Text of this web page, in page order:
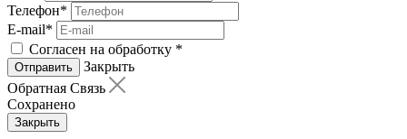
Телефон*
E-mail*
Согласен на обработку *
Отправить
Закрыть
Обратная Связь
Сохранено
Закрыть